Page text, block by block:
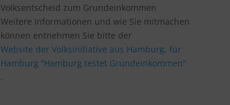
Volksentscheid zum Grundeinkommen
Weitere Informationen und wie Sie mitmachen
können entnehmen Sie bitte der
Website der Volksinitiative aus Hamburg, für
Hamburg “Hamburg testet Grundeinkommen”
.